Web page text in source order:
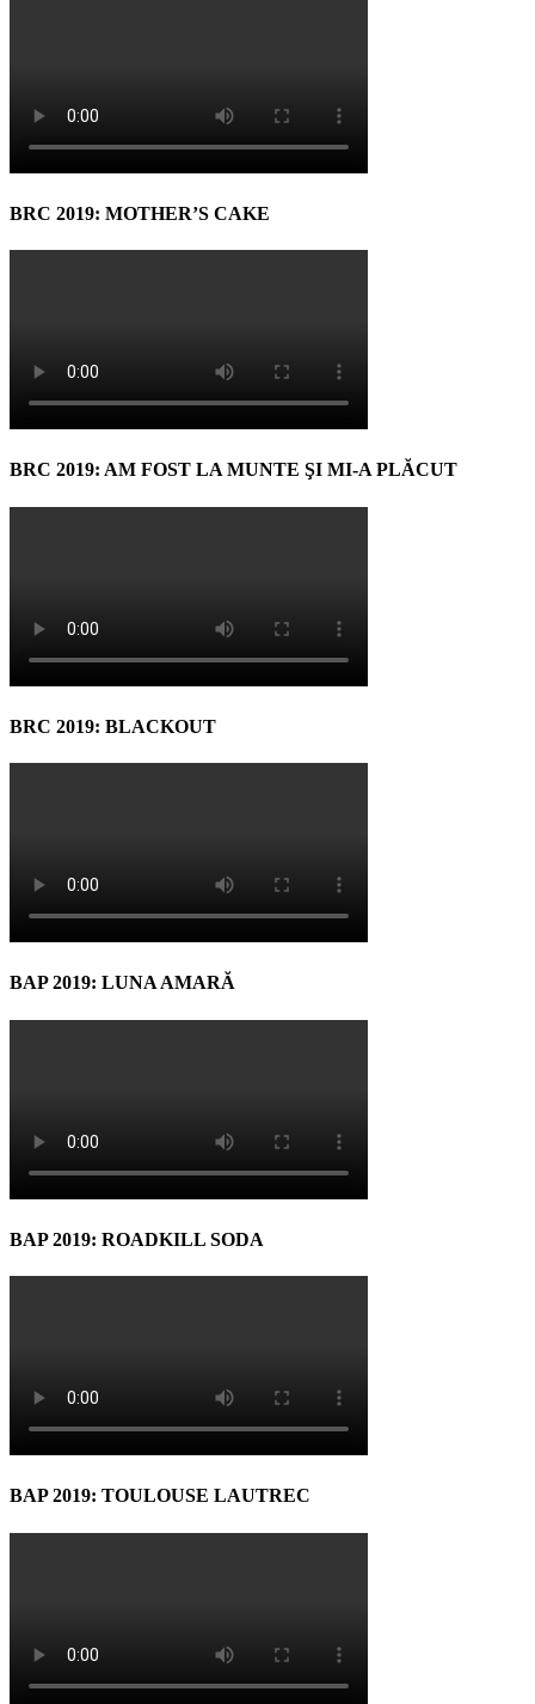
BRC 2019: MOTHER’S CAKE
BRC 2019: AM FOST LA MUNTE ŞI MI-A PLĂCUT
BRC 2019: BLACKOUT
BAP 2019: LUNA AMARĂ
BAP 2019: ROADKILL SODA
BAP 2019: TOULOUSE LAUTREC